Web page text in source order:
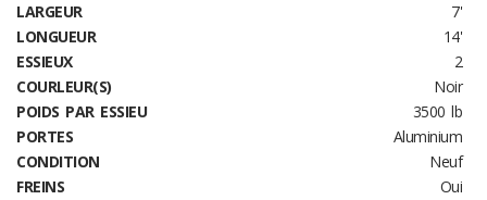
LARGEUR
7'
LONGUEUR
14'
ESSIEUX
2
COURLEUR(S)
Noir
POIDS PAR ESSIEU
3500 lb
PORTES
Aluminium
CONDITION
Neuf
FREINS
Oui